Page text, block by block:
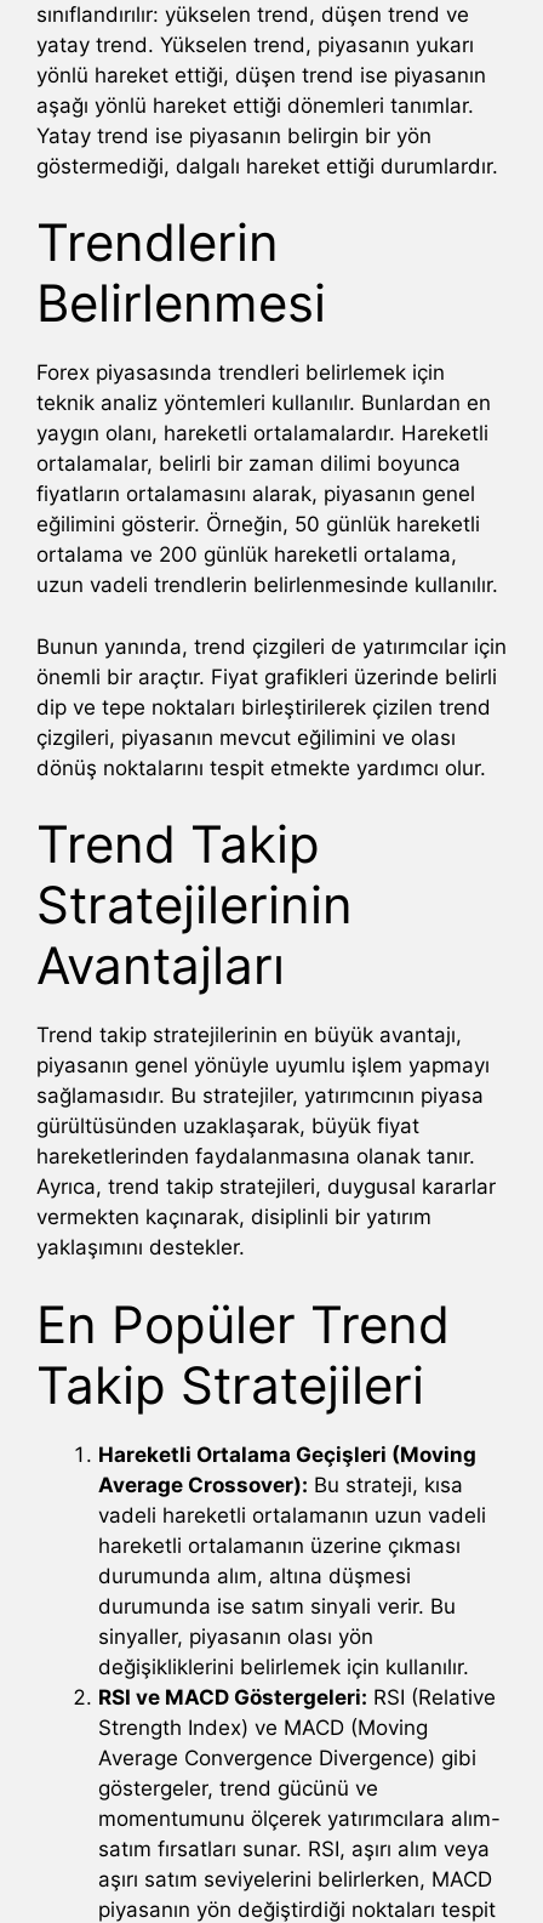
sınıflandırılır: yükselen trend, düşen trend ve
yatay trend. Yükselen trend, piyasanın yukarı
yönlü hareket ettiği, düşen trend ise piyasanın
aşağı yönlü hareket ettiği dönemleri tanımlar.
Yatay trend ise piyasanın belirgin bir yön
göstermediği, dalgalı hareket ettiği durumlardır.
Trendlerin
Belirlenmesi
Forex piyasasında trendleri belirlemek için
teknik analiz yöntemleri kullanılır. Bunlardan en
yaygın olanı, hareketli ortalamalardır. Hareketli
ortalamalar, belirli bir zaman dilimi boyunca
fiyatların ortalamasını alarak, piyasanın genel
eğilimini gösterir. Örneğin, 50 günlük hareketli
ortalama ve 200 günlük hareketli ortalama,
uzun vadeli trendlerin belirlenmesinde kullanılır.
Bunun yanında, trend çizgileri de yatırımcılar için
önemli bir araçtır. Fiyat grafikleri üzerinde belirli
dip ve tepe noktaları birleştirilerek çizilen trend
çizgileri, piyasanın mevcut eğilimini ve olası
dönüş noktalarını tespit etmekte yardımcı olur.
Trend Takip
Stratejilerinin
Avantajları
Trend takip stratejilerinin en büyük avantajı,
piyasanın genel yönüyle uyumlu işlem yapmayı
sağlamasıdır. Bu stratejiler, yatırımcının piyasa
gürültüsünden uzaklaşarak, büyük fiyat
hareketlerinden faydalanmasına olanak tanır.
Ayrıca, trend takip stratejileri, duygusal kararlar
vermekten kaçınarak, disiplinli bir yatırım
yaklaşımını destekler.
En Popüler Trend
Takip Stratejileri
Hareketli Ortalama Geçişleri (Moving
Average Crossover): Bu strateji, kısa
vadeli hareketli ortalamanın uzun vadeli
hareketli ortalamanın üzerine çıkması
durumunda alım, altına düşmesi
durumunda ise satım sinyali verir. Bu
sinyaller, piyasanın olası yön
değişikliklerini belirlemek için kullanılır.
RSI ve MACD Göstergeleri: RSI (Relative
Strength Index) ve MACD (Moving
Average Convergence Divergence) gibi
göstergeler, trend gücünü ve
momentumunu ölçerek yatırımcılara alım-
satım fırsatları sunar. RSI, aşırı alım veya
aşırı satım seviyelerini belirlerken, MACD
piyasanın yön değiştirdiği noktaları tespit